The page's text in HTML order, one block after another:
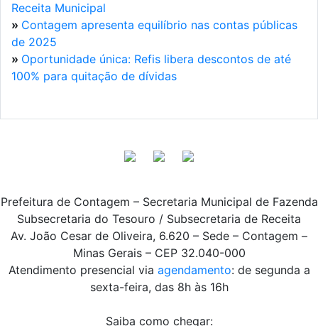
Receita Municipal
» Contagem apresenta equilíbrio nas contas públicas
de 2025
» Oportunidade única: Refis libera descontos de até
100% para quitação de dívidas
Prefeitura de Contagem – Secretaria Municipal de Fazenda
Subsecretaria do Tesouro / Subsecretaria de Receita
Av. João Cesar de Oliveira, 6.620 – Sede – Contagem –
Minas Gerais – CEP 32.040-000
Atendimento presencial via agendamento: de segunda a
sexta-feira, das 8h às 16h
Saiba como chegar: